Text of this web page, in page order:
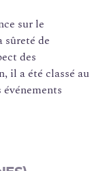
sur le
sûreté de
des
il a été classé au